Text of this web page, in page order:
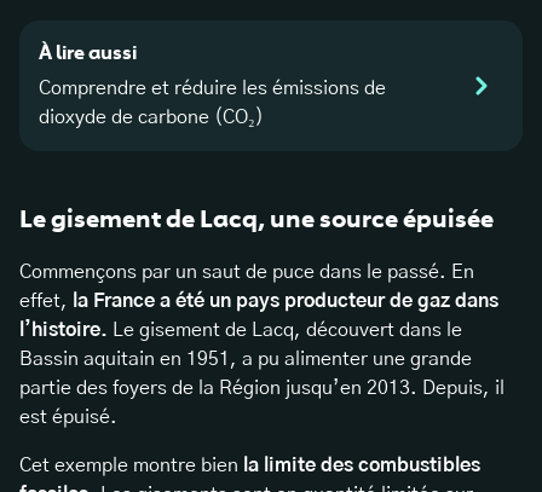
À lire aussi
Comprendre et réduire les émissions de
dioxyde de carbone (CO₂)
Le gisement de Lacq, une source épuisée
Commençons par un saut de puce dans le passé. En
effet,
la France a été un pays producteur de gaz dans
l’histoire. Le gisement de Lacq, découvert dans le
Bassin aquitain en 1951, a pu alimenter une grande
partie des foyers de la Région jusqu’en 2013. Depuis, il
est épuisé.
Cet exemple montre bien la limite des combustibles